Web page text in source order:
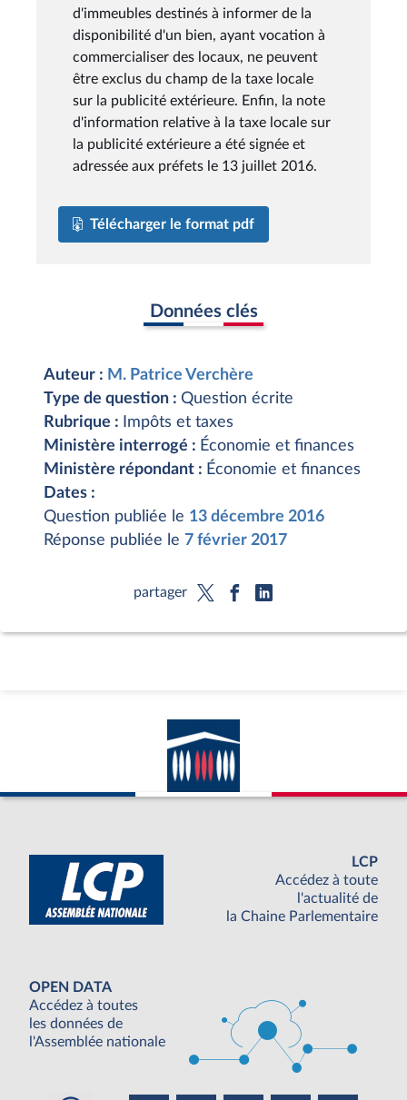
d'immeubles destinés à informer de la
disponibilité d'un bien, ayant vocation à
commercialiser des locaux, ne peuvent
être exclus du champ de la taxe locale
sur la publicité extérieure. Enfin, la note
d'information relative à la taxe locale sur
la publicité extérieure a été signée et
adressée aux préfets le 13 juillet 2016.
Télécharger le format pdf
Données clés
Auteur : M. Patrice Verchère
Type de question : Question écrite
Rubrique :
Impôts et taxes
Ministère interrogé : Économie et finances
Ministère répondant : Économie et finances
Dates :
Question publiée le 13 décembre 2016
Réponse publiée le 7 février 2017
partager
LCP
Accédez à toute
l'actualité de
la Chaine Parlementaire
OPEN DATA
Accédez à toutes
les données de
l'Assemblée nationale